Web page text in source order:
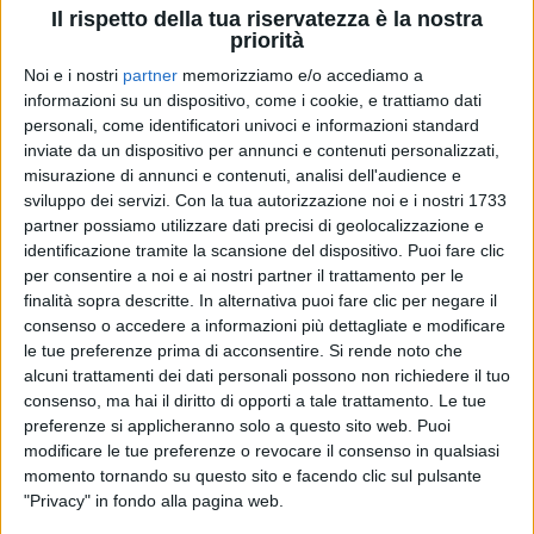
Il rispetto della tua riservatezza è la nostra
priorità
Noi e i nostri partner memorizziamo e/o accediamo a
informazioni su un dispositivo, come i cookie, e trattiamo dati
personali, come identificatori univoci e informazioni standard
inviate da un dispositivo per annunci e contenuti personalizzati,
misurazione di annunci e contenuti, analisi dell'audience e
sviluppo dei servizi. Con la tua autorizzazione noi e i nostri 1733
partner possiamo utilizzare dati precisi di geolocalizzazione e
identificazione tramite la scansione del dispositivo. Puoi fare clic
per consentire a noi e ai nostri partner il trattamento per le
finalità sopra descritte. In alternativa puoi fare clic per negare il
consenso o accedere a informazioni più dettagliate e modificare
le tue preferenze prima di acconsentire. Si rende noto che
alcuni trattamenti dei dati personali possono non richiedere il tuo
consenso, ma hai il diritto di opporti a tale trattamento. Le tue
preferenze si applicheranno solo a questo sito web. Puoi
modificare le tue preferenze o revocare il consenso in qualsiasi
momento tornando su questo sito e facendo clic sul pulsante
"Privacy" in fondo alla pagina web.
PHOTOGALLERY
LE INTERVISTE
FOTO
Siamo qui con Brunori Sas in diretta da Piazza
Duomo su Radio Italia. Ciao Brunori!